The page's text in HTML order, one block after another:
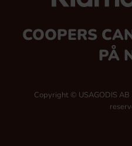
COOPERS
PÅ
Copyright © USAGODIS